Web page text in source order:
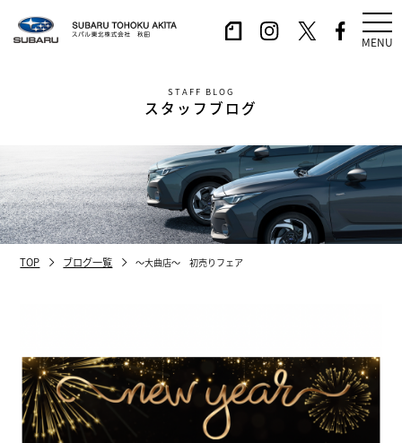
MENU
STAFF BLOG
スタッフブログ
TOP ブログ一覧 ～大曲店～ 初売りフェア